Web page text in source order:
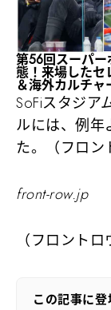
第56回スーパ
態！来場した
＆海外カルチャ
SoFiスタジア
ルには、例年
た。（フロン
front-row.jp
（フロントロ
この記事に